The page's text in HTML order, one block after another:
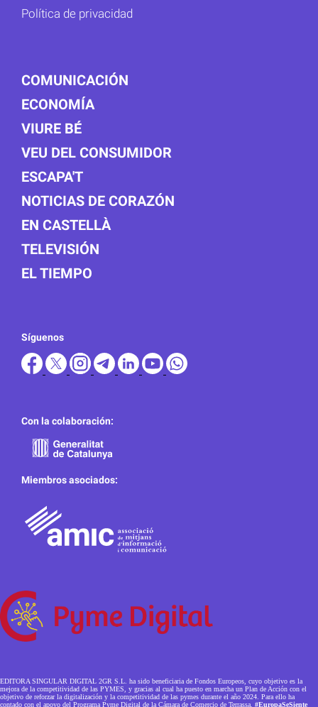
Política de privacidad
COMUNICACIÓN
ECONOMÍA
VIURE BÉ
VEU DEL CONSUMIDOR
ESCAPA'T
NOTICIAS DE CORAZÓN
EN CASTELLÀ
TELEVISIÓN
EL TIEMPO
Síguenos
Con la colaboración:
Miembros asociados:
EDITORA SINGULAR DIGITAL 2GR S.L. ha sido beneficiaria de Fondos Europeos, cuyo objetivo es la
mejora de la competitividad de las PYMES, y gracias al cual ha puesto en marcha un Plan de Acción con el
objetivo de reforzar la digitalización y la competitividad de las pymes durante el año 2024. Para ello ha
contado con el apoyo del Programa Pyme Digital de la Cámara de Comercio de Terrassa. #EuropaSeSiente